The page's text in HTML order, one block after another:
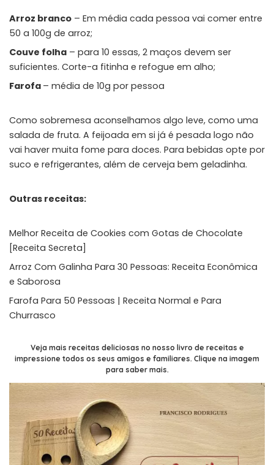
Arroz branco – Em média cada pessoa vai comer entre
50 a 100g de arroz;
Couve folha – para 10 essas, 2 maços devem ser
suficientes. Corte-a fitinha e refogue em alho;
Farofa – média de 10g por pessoa
Como sobremesa aconselhamos algo leve, como uma
salada de fruta. A feijoada em si já é pesada logo não
vai haver muita fome para doces. Para bebidas opte por
suco e refrigerantes, além de cerveja bem geladinha.
Outras receitas:
Melhor Receita de Cookies com Gotas de Chocolate
[Receita Secreta]
Arroz Com Galinha Para 30 Pessoas: Receita Econômica
e Saborosa
Farofa Para 50 Pessoas | Receita Normal e Para
Churrasco
Veja mais receitas deliciosas no nosso livro de receitas e
impressione todos os seus amigos e familiares. Clique na imagem
para saber mais.